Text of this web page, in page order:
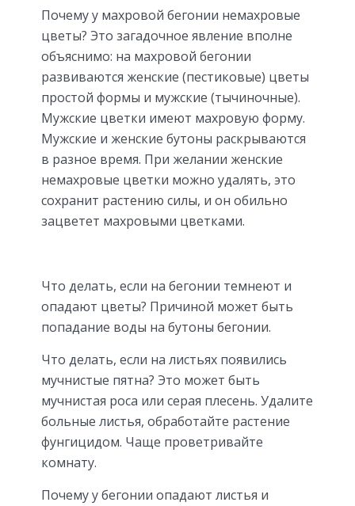
Почему у махровой бегонии немахровые
цветы? Это загадочное явление вполне
объяснимо: на махровой бегонии
развиваются женские (пестиковые) цветы
простой формы и мужские (тычиночные).
Мужские цветки имеют махровую форму.
Мужские и женские бутоны раскрываются
в разное время. При желании женские
немахровые цветки можно удалять, это
сохранит растению силы, и он обильно
зацветет махровыми цветками.
Что делать, если на бегонии темнеют и
опадают цветы? Причиной может быть
попадание воды на бутоны бегонии.
Что делать, если на листьях появились
мучнистые пятна? Это может быть
мучнистая роса или серая плесень. Удалите
больные листья, обработайте растение
фунгицидом. Чаще проветривайте
комнату.
Почему у бегонии опадают листья и